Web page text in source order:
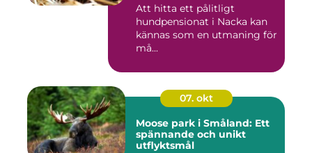
Att hitta ett pålitligt
hundpensionat i Nacka kan
kännas som en utmaning för
må...
07. okt
Moose park i Småland: Ett
spännande och unikt
utflyktsmål